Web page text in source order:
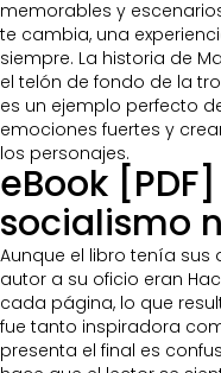
memorables y
te cambia, una
siempre. La historia de
el telón de fondo de la
es un ejemplo perfecto
emociones fuertes y
los personajes.
eBook
socialismo
Aunque el libro tenía
autor a su oficio eran
cada página, lo que
fue tanto inspiradora
presenta el final es